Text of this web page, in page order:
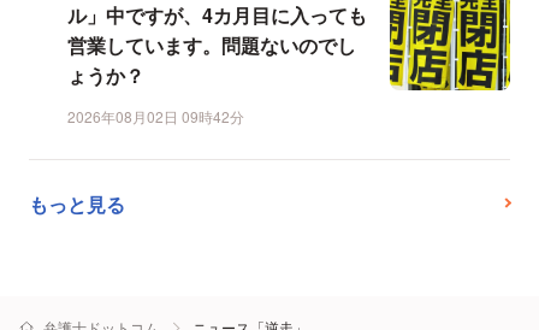
ル」中ですが、4カ月目に入っても
営業しています。問題ないのでし
ょうか？
2026年08月02日 09時42分
もっと見る